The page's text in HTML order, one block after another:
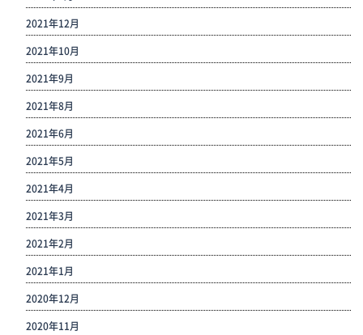
2021年12月
2021年10月
2021年9月
2021年8月
2021年6月
2021年5月
2021年4月
2021年3月
2021年2月
2021年1月
2020年12月
2020年11月